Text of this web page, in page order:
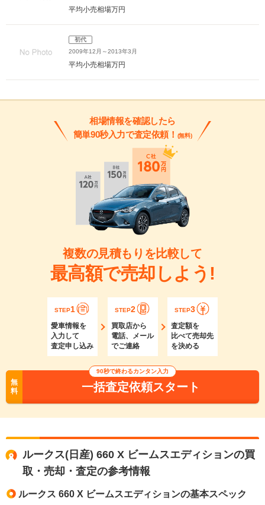
平均小売相場万円
初代
2009年12月～2013年3月
平均小売相場万円
相場情報を確認したら
簡単90秒入力で査定依頼！ (無料)
複数の見積もりを比較して
最高額で売却しよう!
STEP1
愛車情報を
入力して
査定申し込み
STEP2
買取店から
電話、メール
でご連絡
STEP3
査定額を
比べて売却先
を決める
無
料
90秒で終わるカンタン入力
一括査定依頼スタート
ルークス(日産) 660 X ビームスエディションの買
取・売却・査定の参考情報
ルークス 660 X ビームスエディションの基本スペック